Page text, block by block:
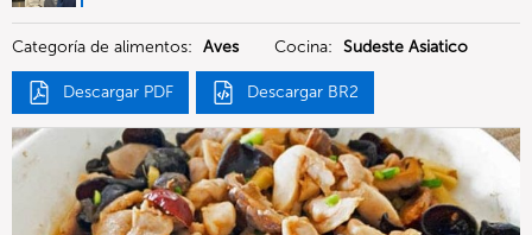
Categoría de alimentos: Aves Cocina: Sudeste Asiatico
Descargar PDF Descargar BR2